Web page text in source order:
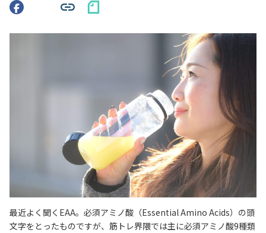
最近よく聞くEAA。必須アミノ酸（Essential Amino Acids）の頭
文字をとったものですが、筋トレ界隈では主に必須アミノ酸9種類